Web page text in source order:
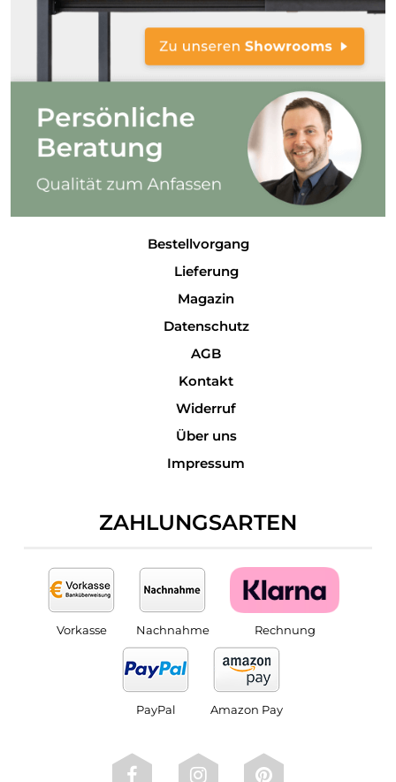
Bestellvorgang
Lieferung
Magazin
Datenschutz
AGB
Kontakt
Widerruf
Über uns
Impressum
ZAHLUNGSARTEN
Vorkasse Nachnahme Rechnung
PayPal Amazon Pay